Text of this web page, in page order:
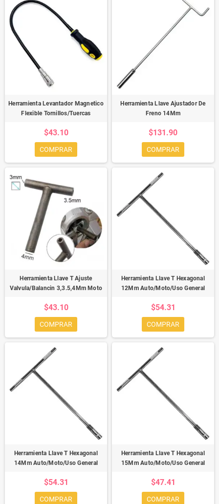
Herramienta Levantador Magnetico
Flexible Tornillos/Tuercas
$43.10
COMPRAR
Herramienta Llave Ajustador De
Freno 14Mm
$131.90
COMPRAR
Herramienta Llave T Ajuste
Valvula/Balancin 3,3.5,4Mm Moto
$43.10
COMPRAR
Herramienta Llave T Hexagonal
12Mm Auto/Moto/Uso General
$54.31
COMPRAR
Herramienta Llave T Hexagonal
14Mm Auto/Moto/Uso General
$54.31
COMPRAR
Herramienta Llave T Hexagonal
15Mm Auto/Moto/Uso General
$47.41
COMPRAR